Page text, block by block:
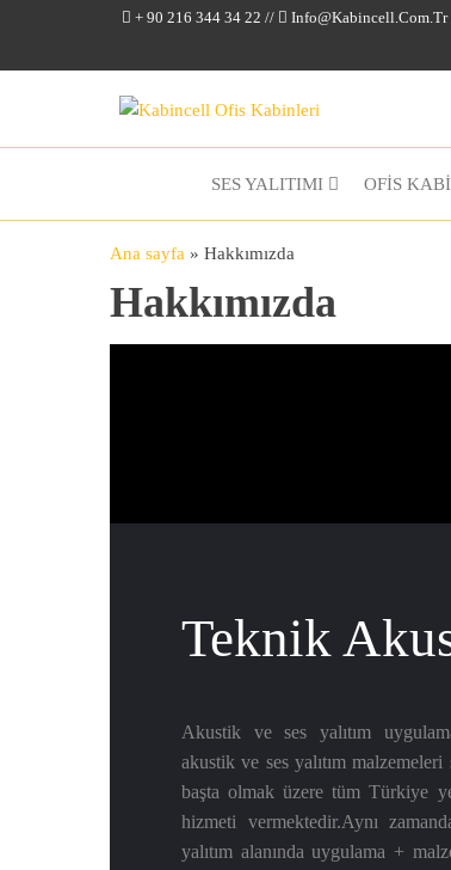
+ 90 216 344 34 22 // Info@kabincell.com.tr
Ofis
SES YALITIMI OFİS
Ana sayfa » Hakkımızda
Hakkımızda
Teknik
Akustik ve ses yalıtım
akustik ve ses yalıtım
başta olmak üzere tüm Türkiye
hizmeti vermektedir.Aynı
yalıtım alanında uygulama +